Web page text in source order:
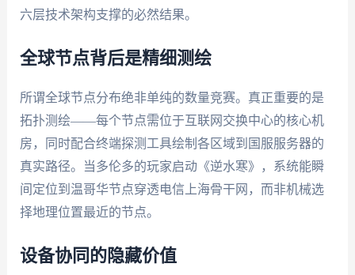
六层技术架构支撑的必然结果。
全球节点背后是精细测绘
所谓全球节点分布绝非单纯的数量竞赛。真正重要的是
拓扑测绘——每个节点需位于互联网交换中心的核心机
房，同时配合终端探测工具绘制各区域到国服服务器的
真实路径。当多伦多的玩家启动《逆水寒》，系统能瞬
间定位到温哥华节点穿透电信上海骨干网，而非机械选
择地理位置最近的节点。
设备协同的隐藏价值